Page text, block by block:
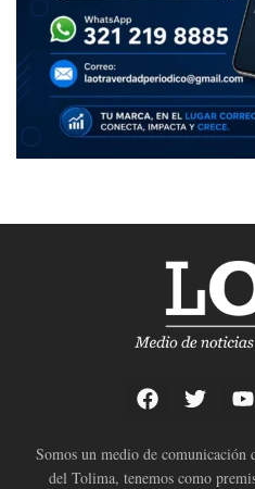
Somos un medio de comunicación
del Tolima, tenemos como